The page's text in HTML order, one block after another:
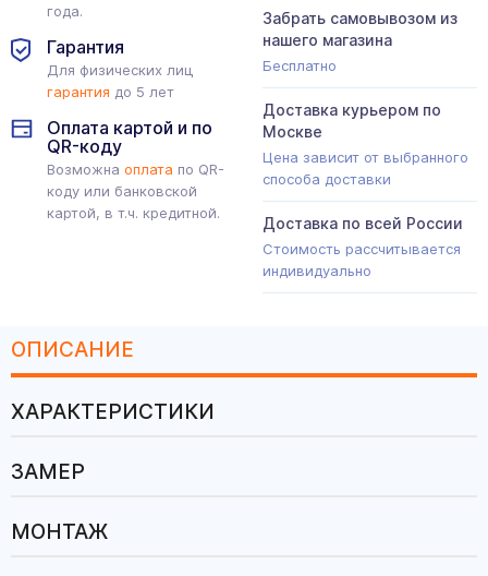
года.
Гарантия
Для физических лиц
гарантия до 5 лет
Оплата картой и по
QR-коду
Возможна оплата по QR-
коду или банковской
картой, в т.ч. кредитной.
Забрать самовывозом из
нашего магазина
Бесплатно
Доставка курьером по
Москве
Цена зависит от выбранного
способа доставки
Доставка по всей России
Стоимость рассчитывается
индивидуально
ОПИСАНИЕ
ХАРАКТЕРИСТИКИ
ЗАМЕР
МОНТАЖ